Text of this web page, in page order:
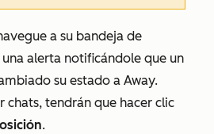
a su bandeja de
alerta notificándole que un
su estado a Away.
chats, tendrán que hacer clic
.